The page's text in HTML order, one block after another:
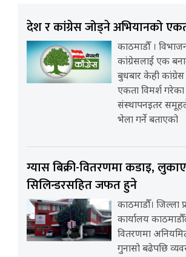
देश र कांग्रेस जोड्ने अभियानको
काठमाडौँ ।
कांग्रेसलाई एक
बुधबार केही
एकता विमर्श
संस्थापनइतर समूहले
भेला गर्ने बताएको
ग्यास बिक्री-वितरणमा कडाइ,
सिलिन्डरसहित जफत हुने
काठमाडौँ। जिल्ला
कार्यालय
वितरणमा
गुनासो बढेपछि